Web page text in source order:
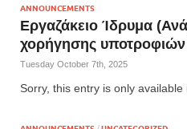
ANNOUNCEMENTS
Εργαζάκειο Ίδρυμα
χορήγησης υποτροφιών
Tuesday October 7th, 2025
Sorry, this entry is only available